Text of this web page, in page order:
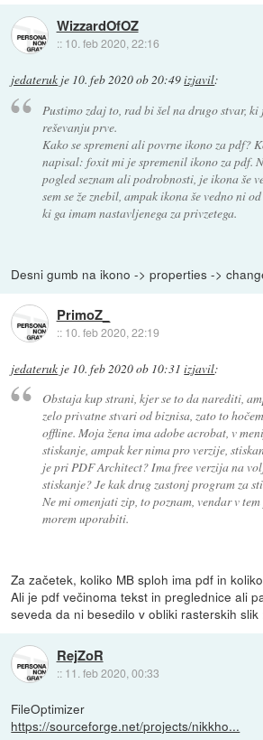
WizzardOfOZ
:: 10. feb 2020, 22:16
jedateruk je 10. feb 2020 ob 20:49izjavil:
Pustimo zdaj to, rad bi šel na drugo stvar,
reševanju prve.
Kako se spremeni ali povrne ikono za pdf?
napisal: foxit mi je spremenil ikono za pdf.
pogled seznam ali podrobnosti, je ikona še
sem se že znebil, ampak ikona še vedno ni
ki ga imam nastavljenega za privzetega.
Desni gumb na ikono -> properties ->
PrimoZ_
:: 10. feb 2020, 22:19
jedateruk je 10. feb 2020 ob 10:31 izjavil:
Obstaja kup strani, kjer se to da narediti,
zelo privatne stvari od biznisa, zato to
offline. Moja žena ima adobe acrobat, v
stiskanje, ampak ker nima pro verzije,
je pri PDF Architect? Ima free verzija na
stiskanje? Je kak drug zastonj program za
Ne mi omenjati zip, to poznam, vendar v
morem uporabiti.
Za začetek, koliko MB sploh ima pdf in
Ali je pdf večinoma tekst in preglednice ali
seveda da ni besedilo v obliki rasterskih slik
RejZoR
:: 11. feb 2020, 00:33
FileOptimizer
https://sourceforge.net/projects/nikkho...